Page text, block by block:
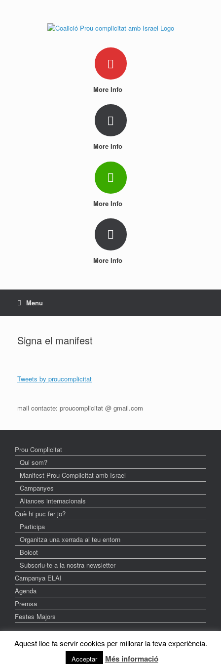
More Info
More Info
More Info
More Info
Menu
Signa el manifest
Tweets by proucomplicitat
mail contacte: proucomplicitat @ gmail.com
Prou Complicitat
Qui som?
Manifest Prou Complicitat amb Israel
Campanyes
Aliances internacionals
Què hi puc fer jo?
Participa
Organitza una xerrada al teu entorn
Boicot
Subscriu-te a la nostra newsletter
Campanya ELAI
Agenda
Premsa
Festes Majors
ASiteOrigin
Aquest lloc fa servir cookies per millorar la teva experiència.
Acceptar Més informació